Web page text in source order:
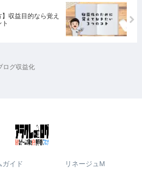
】収益目的なら覚え
ログ収益化
ガイド リネージュM